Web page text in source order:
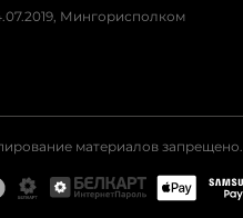
Мингорисполком
материалов запрещено.